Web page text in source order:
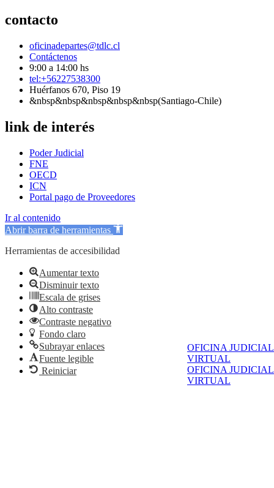
OFICINA JUDICIAL
VIRTUAL
OFICINA JUDICIAL
VIRTUAL
contacto
oficinadepartes@tdlc.cl
Contáctenos
9:00 a 14:00 hs
tel:+56227538300
Huérfanos 670, Piso 19
&nbsp&nbsp&nbsp&nbsp&nbsp(Santiago-Chile)
link de interés
Poder Judicial
FNE
OECD
ICN
Portal pago de Proveedores
Ir al contenido
Abrir barra de herramientas
Herramientas de accesibilidad
Aumentar texto
Disminuir texto
Escala de grises
Alto contraste
Contraste negativo
Fondo claro
Subrayar enlaces
Fuente legible
Reiniciar